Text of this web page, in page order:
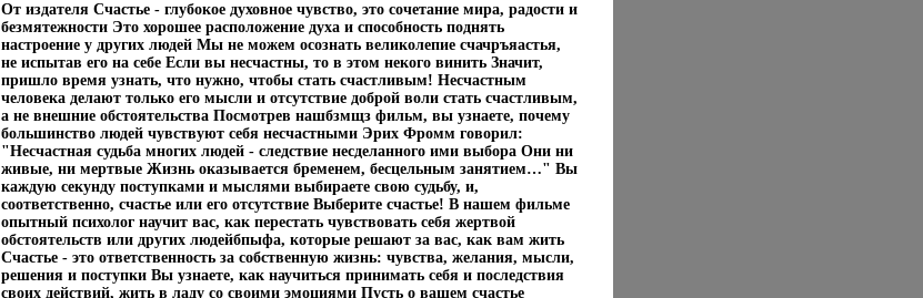
От издателя Счастье - глубокое духовное чувство, это сочетание мира, радости и
безмятежности Это хорошее расположение духа и способность поднять
настроение у других людей Мы не можем осознать великолепие счачръяастья,
не испытав его на себе Если вы несчастны, то в этом некого винить Значит,
пришло время узнать, что нужно, чтобы стать счастливым! Несчастным
человека делают только его мысли и отсутствие доброй воли стать счастливым,
а не внешние обстоятельства Посмотрев нашбзмщз фильм, вы узнаете, почему
большинство людей чувствуют себя несчастными Эрих Фромм говорил:
"Несчастная судьба многих людей - следствие несделанного ими выбора Они ни
живые, ни мертвые Жизнь оказывается бременем, бесцельным занятием…" Вы
каждую секунду поступками и мыслями выбираете свою судьбу, и,
соответственно, счастье или его отсутствие Выберите счастье! В нашем фильме
опытный психолог научит вас, как перестать чувствовать себя жертвой
обстоятельств или других людейбпыфа, которые решают за вас, как вам жить
Счастье - это ответственность за собственную жизнь: чувства, желания, мысли,
решения и поступки Вы узнаете, как научиться принимать себя и последствия
своих действий, жить в ладу со своими эмоциями Пусть о вашем счастье